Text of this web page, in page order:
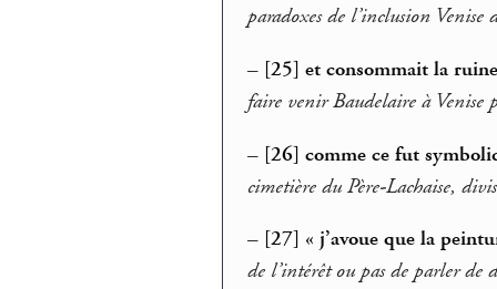
paradoxes de l’inclusion
– [25] et consommait la
faire venir Baudelaire à
– [26] comme ce fut
cimetière du Père-Lachaise,
– [27] « j’avoue que la
de l’intérêt ou pas de parler de